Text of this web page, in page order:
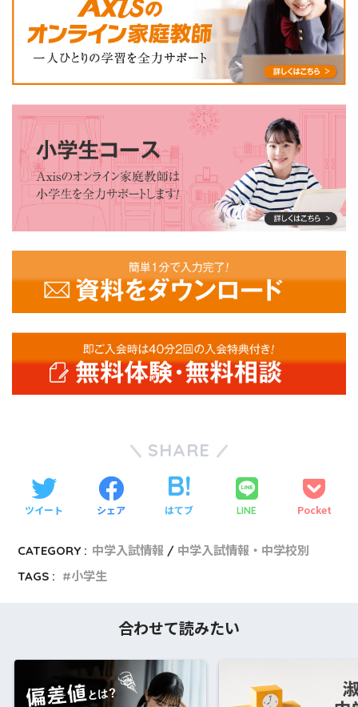
SHARE
ツイート シェア はてブ LINE Pocket
CATEGORY : 中学入試情報
中学入試情報・中学校別
TAGS :
小学生
合わせて読みたい